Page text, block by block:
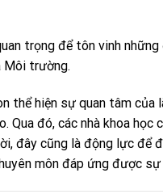
trọng để tôn vinh
Môi trường.
thể hiện sự quan tâm
Qua đó, các nhà khoa
đây cũng là động lực để
môn đáp ứng được